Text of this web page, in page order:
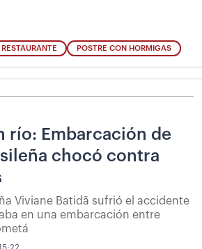
RESTAURANTE POSTRE CON HORMIGAS
río: Embarcación de
chocó contra
Viviane Batidã sufrió el accidente
en una embarcación entre